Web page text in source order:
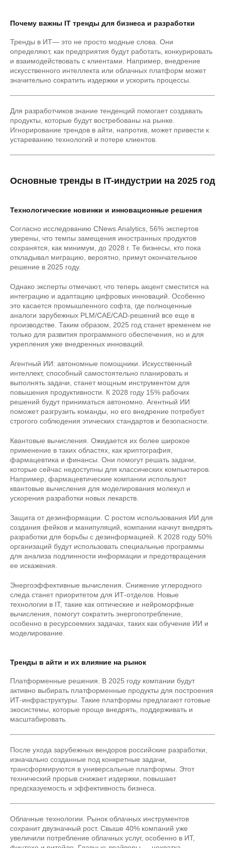
Почему важны IT тренды для бизнеса и разработки
Тренды в ИТ— это не просто модные слова. Они
определяют, как предприятия будут работать, конкурировать
и взаимодействовать с клиентами. Например, внедрение
искусственного интеллекта или облачных платформ может
значительно сократить издержки и ускорить процессы.
Для разработчиков знание тенденций помогает создавать
продукты, которые будут востребованы на рынке.
Игнорирование трендов в айти, напротив, может привести к
устареванию технологий и потере клиентов.
Основные тренды в IT-индустрии на 2025 год
Технологические новинки и инновационные решения
Согласно исследованию CNews Analytics, 56% экспертов
уверены, что темпы замещения иностранных продуктов
сохранятся, как минимум, до 2028 г. Те бизнесы, кто пока
откладывал миграцию, вероятно, примут окончательное
решение в 2025 году.
Однако эксперты отмечают, что теперь акцент сместится на
интеграцию и адаптацию цифровых инноваций. Особенно
это касается промышленного софта, где полноценные
аналоги зарубежных PLM/CAE/CAD-решений все еще в
производстве. Таким образом, 2025 год станет временем не
только для развития программного обеспечения, но и для
укрепления уже внедренных инноваций.
Агентный ИИ: автономные помощники. Искусственный
интеллект, способный самостоятельно планировать и
выполнять задачи, станет мощным инструментом для
повышения продуктивности. К 2028 году 15% рабочих
решений будут приниматься автономно. Агентный ИИ
поможет разгрузить команды, но его внедрение потребует
строгого соблюдения этических стандартов и безопасности.
Квантовые вычисления. Ожидается их более широкое
применение в таких областях, как криптография,
фармацевтика и финансы. Они помогут решать задачи,
которые сейчас недоступны для классических компьютеров.
Например, фармацевтические компании используют
квантовые вычисления для моделирования молекул и
ускорения разработки новых лекарств.
Защита от дезинформации. С ростом использования ИИ для
создания фейков и манипуляций, компании начнут внедрять
разработки для борьбы с дезинформацией. К 2028 году 50%
организаций будут использовать специальные программы
для анализа подлинности информации и предотвращения
ее искажения.
Энергоэффективные вычисления. Снижение углеродного
следа станет приоритетом для ИТ-отделов. Новые
технологии в IT, такие как оптические и нейроморфные
вычисления, помогут сократить энергопотребление,
особенно в ресурсоемких задачах, таких как обучение ИИ и
моделирование.
Тренды в айти и их влияние на рынок
Платформенные решения. В 2025 году компании будут
активно выбирать платформенные продукты для построения
ИТ-инфраструктуры. Такие платформы предлагают готовые
экосистемы, которые проще внедрять, поддерживать и
масштабировать.
После ухода зарубежных вендоров российские разработки,
изначально созданные под конкретные задачи,
трансформируются в универсальные платформы. Этот
технический прорыв снижает издержки, повышает
предсказуемость и эффективность бизнеса.
Облачные технологии. Рынок облачных инструментов
сохранит двузначный рост. Свыше 40% компаний уже
увеличили потребление облачных услуг, особенно в ИТ,